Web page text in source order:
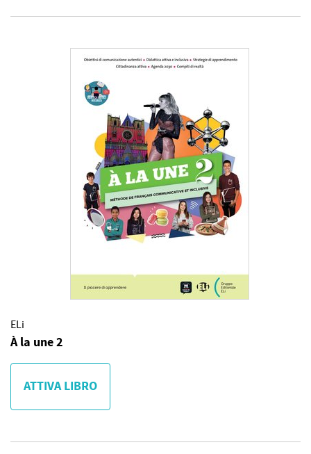
ELi
À la une 2
ATTIVA LIBRO